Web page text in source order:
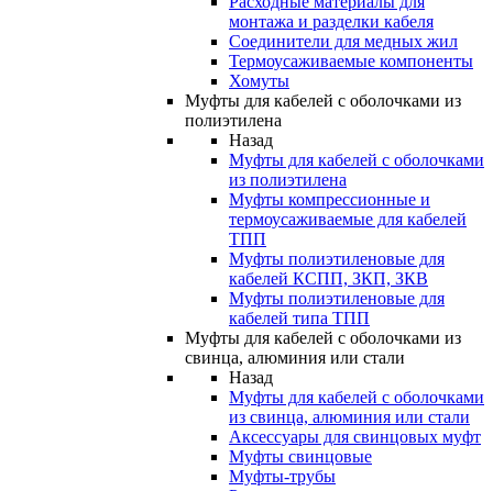
монтажа и разделки кабеля
Соединители для медных жил
Термоусаживаемые компоненты
Хомуты
Муфты для кабелей с оболочками из
полиэтилена
Назад
Муфты для кабелей с оболочками
из полиэтилена
Муфты компрессионные и
термоусаживаемые для кабелей
ТПП
Муфты полиэтиленовые для
кабелей КСПП, ЗКП, ЗКВ
Муфты полиэтиленовые для
кабелей типа ТПП
Муфты для кабелей с оболочками из
свинца, алюминия или стали
Назад
Муфты для кабелей с оболочками
из свинца, алюминия или стали
Аксессуары для свинцовых муфт
Муфты свинцовые
Муфты-трубы